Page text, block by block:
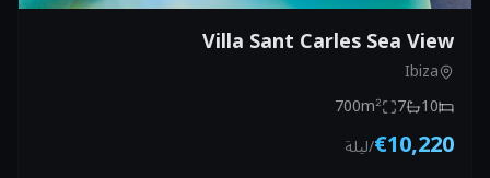
Villa Sant Carles Sea View
Ibiza
10
7
700m²
€10,220
/ليلة